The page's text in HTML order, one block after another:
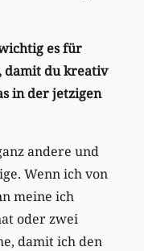
es für
damit du kreativ
in der jetzigen
andere und
Wenn ich von
meine ich
oder zwei
damit ich den